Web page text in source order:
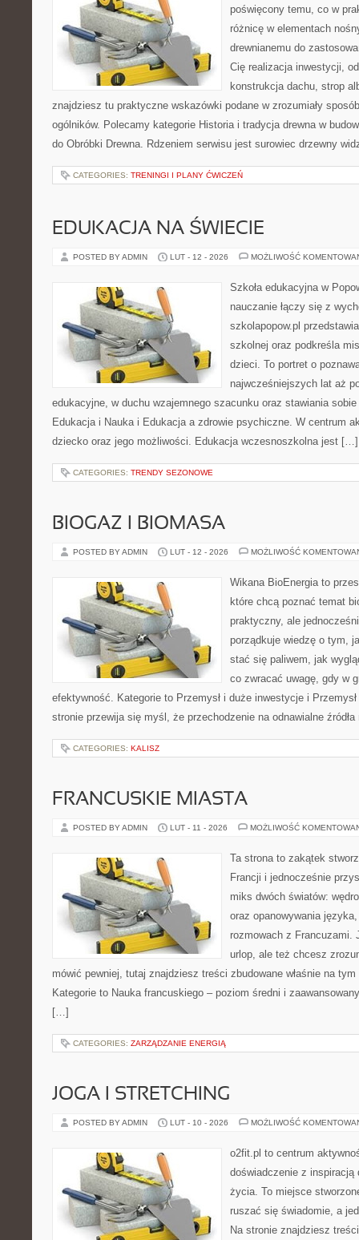
poświęcony temu, co w
różnicę w elementach
drewnianemu do
Cię realizacja inwestycji,
konstrukcja dachu, strop
znajdziesz tu praktyczne wskazówki podane w zrozumiały
ogólników. Polecamy kategorie Historia i tradycja drewna w
do Obróbki Drewna. Rdzeniem serwisu jest surowiec drzewny
CATEGORIES: TRENINGI I PLANY ĆWICZEŃ
EDUKACJA NA ŚWIECIE
POSTED BY ADMIN LUT - 12 - 2026 MOŻLIWOŚĆ
Szkoła edukacyjna w
nauczanie łączy się z
szkolapopow.pl
szkolnej oraz podkreśla
dzieci. To portret o
najwcześniejszych lat aż
edukacyjne, w duchu wzajemnego szacunku oraz stawiania
Edukacja i Nauka i Edukacja a zdrowie psychiczne. W centrum
dziecko oraz jego możliwości. Edukacja wczesnoszkolna jest […]
CATEGORIES: TRENDY SEZONOWE
BIOGAZ I BIOMASA
POSTED BY ADMIN LUT - 12 - 2026 MOŻLIWOŚĆ
Wikana BioEnergia to
które chcą poznać temat
praktyczny, ale
porządkuje wiedzę o tym,
stać się paliwem, jak
co zwracać uwagę, gdy w
efektywność. Kategorie to Przemysł i duże inwestycje i
stronie przewija się myśl, że przechodzenie na odnawialne
CATEGORIES: KALISZ
FRANCUSKIE MIASTA
POSTED BY ADMIN LUT - 11 - 2026 MOŻLIWOŚĆ
Ta strona to zakątek
Francji i jednocześnie
miks dwóch światów:
oraz opanowywania
rozmowach z Francuzami.
urlop, ale też chcesz
mówić pewniej, tutaj znajdziesz treści zbudowane właśnie na
Kategorie to Nauka francuskiego – poziom średni i
[…]
CATEGORIES: ZARZĄDZANIE ENERGIĄ
JOGA I STRETCHING
POSTED BY ADMIN LUT - 10 - 2026 MOŻLIWOŚĆ
o2fit.pl to centrum
doświadczenie z
życia. To miejsce
ruszać się świadomie, a
Na stronie znajdziesz